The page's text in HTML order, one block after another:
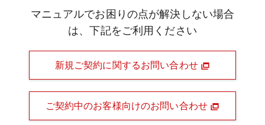
マニュアルでお困りの点が解決しない場合
は、下記をご利用ください
新規ご契約に関するお問い合わせ
ご契約中のお客様向けのお問い合わせ